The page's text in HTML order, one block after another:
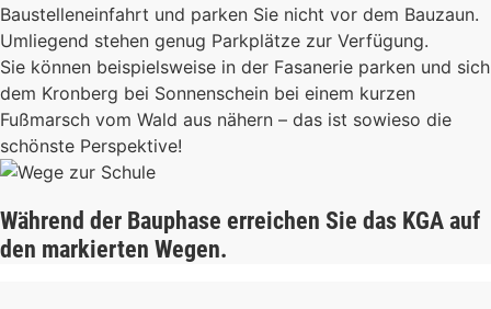
Baustelleneinfahrt und parken Sie nicht vor dem Bauzaun.
Umliegend stehen genug Parkplätze zur Verfügung.
Sie können beispielsweise in der Fasanerie parken und sich
dem Kronberg bei Sonnenschein bei einem kurzen
Fußmarsch vom Wald aus nähern – das ist sowieso die
schönste Perspektive!
Während der Bauphase erreichen Sie das KGA auf
den markierten Wegen.